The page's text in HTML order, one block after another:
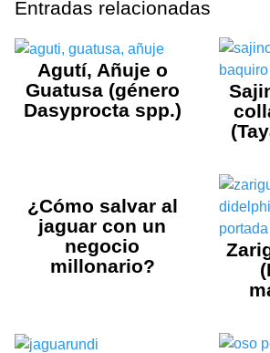
Entradas relacionadas
Agutí, Añuje o
Guatusa (género
Dasyprocta spp.)
¿Cómo salvar al
jaguar con un
negocio
millonario?